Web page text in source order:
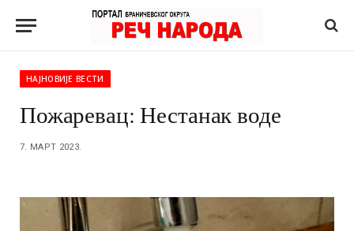
НАЈНОВИЈЕ ВЕСТИ
Пожаревац: Нестанак воде
7. МАРТ 2023.